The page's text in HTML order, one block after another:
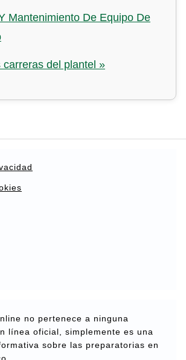
Mantenimiento De Equipo De
carreras del plantel »
no pertenece a ninguna
línea oficial, simplemente es una
sobre las preparatorias en